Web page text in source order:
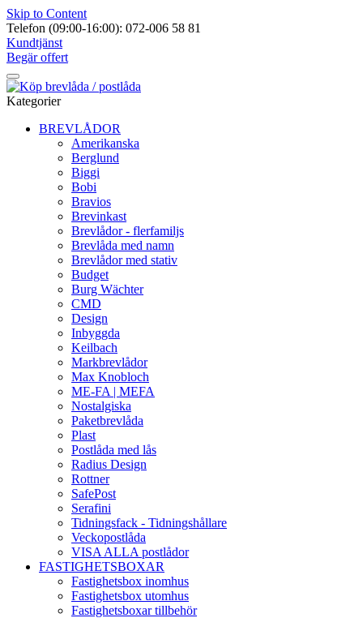
Skip to Content
Telefon (09:00-16:00): 072-006 58 81
Kundtjänst
Begär offert
Kategorier
BREVLÅDOR
Amerikanska
Berglund
Biggi
Bobi
Bravios
Brevinkast
Brevlådor - flerfamiljs
Brevlåda med namn
Brevlådor med stativ
Budget
Burg Wächter
CMD
Design
Inbyggda
Keilbach
Markbrevlådor
Max Knobloch
ME-FA | MEFA
Nostalgiska
Paketbrevlåda
Plast
Postlåda med lås
Radius Design
Rottner
SafePost
Serafini
Tidningsfack - Tidningshållare
Veckopostlåda
VISA ALLA postlådor
FASTIGHETSBOXAR
Fastighetsbox inomhus
Fastighetsbox utomhus
Fastighetsboxar tillbehör